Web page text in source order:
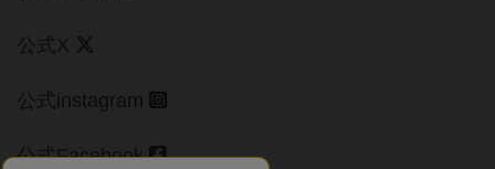
公式X
公式instagram
公式Facebook